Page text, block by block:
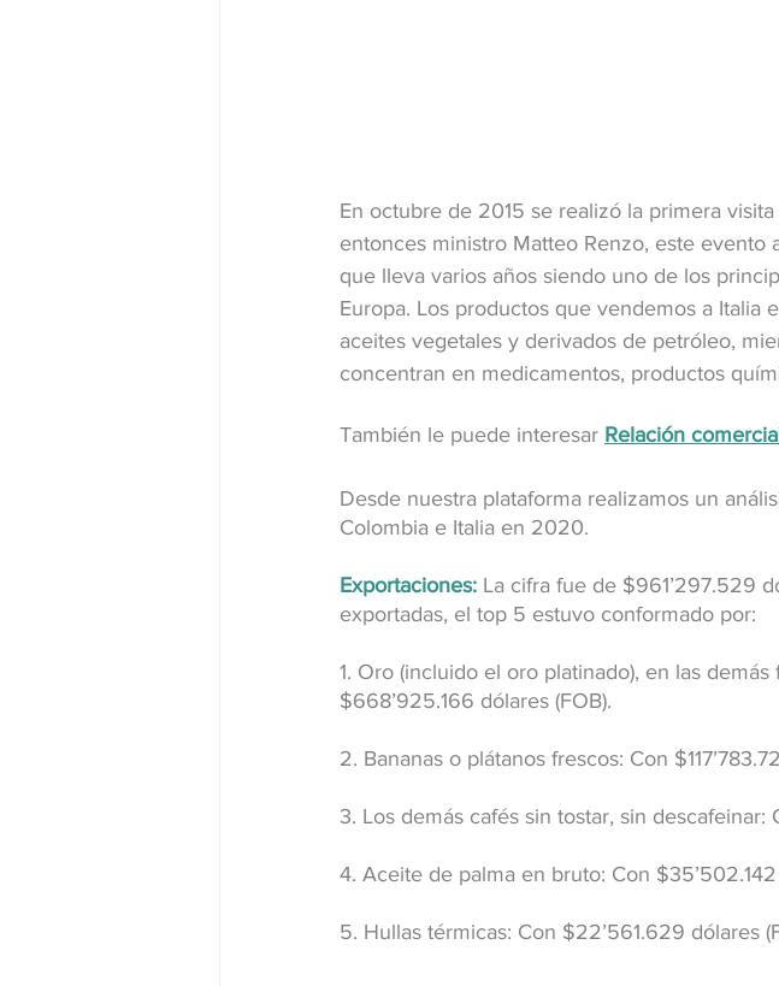
En octubre de 2015 se realizó la primera
entonces ministro Matteo Renzo, este evento
que lleva varios años siendo uno de los
Europa. Los productos que vendemos a Italia
aceites vegetales y derivados de petróleo,
concentran en medicamentos, productos
También le puede interesar Relación
Desde nuestra plataforma realizamos un
Colombia e Italia en 2020.
Exportaciones: La cifra fue de $961’297.529
exportadas, el top 5 estuvo conformado por:
1. Oro (incluido el oro platinado), en las
$668’925.166 dólares (FOB).
2. Bananas o plátanos frescos: Con
3. Los demás cafés sin tostar, sin descafeinar:
4. Aceite de palma en bruto: Con $35’502.142
5. Hullas térmicas: Con $22’561.629 dólares